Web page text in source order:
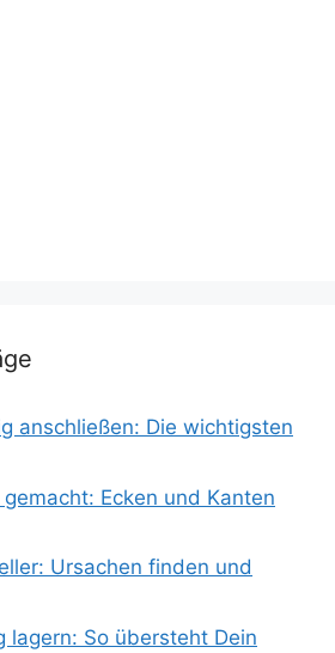
anschließen: Die wichtigsten
Ecken und Kanten
Ursachen finden und
lagern: So übersteht Dein